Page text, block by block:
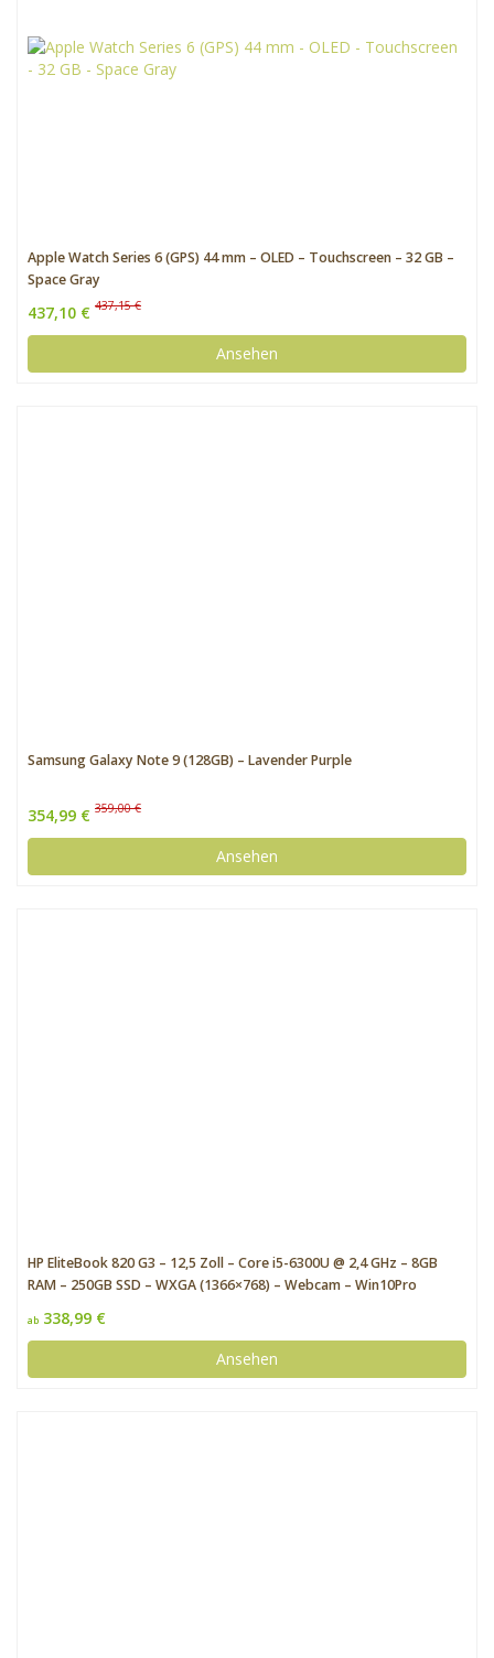
Apple Watch Series 6 (GPS) 44 mm – OLED – Touchscreen – 32 GB –
Space Gray
437,10 € 437,15 €
Ansehen
Samsung Galaxy Note 9 (128GB) – Lavender Purple
354,99 € 359,00 €
Ansehen
HP EliteBook 820 G3 – 12,5 Zoll – Core i5-6300U @ 2,4 GHz – 8GB
RAM – 250GB SSD – WXGA (1366×768) – Webcam – Win10Pro
ab 338,99 €
Ansehen